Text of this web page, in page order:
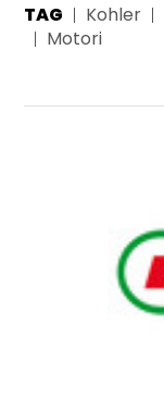
TAG Kohler
Motori